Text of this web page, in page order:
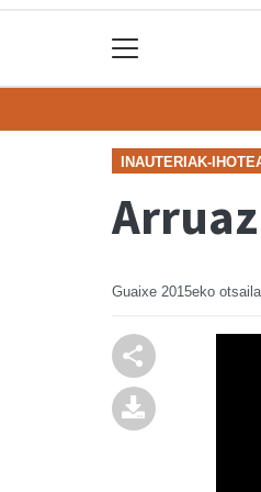
INAUTERIAK-
Guaixe 2015eko